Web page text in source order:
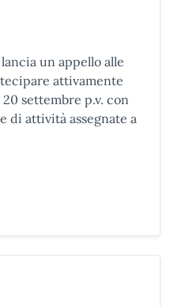
un appello alle
attivamente
20 settembre p.v. con
di attività assegnate a